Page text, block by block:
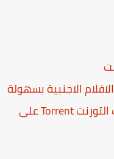
افضل تطبيقات تنزيل وتحميل ملفات التورنت Torrent على